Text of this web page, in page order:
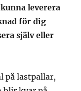
leverera
för dig
själv eller
på lastpallar,